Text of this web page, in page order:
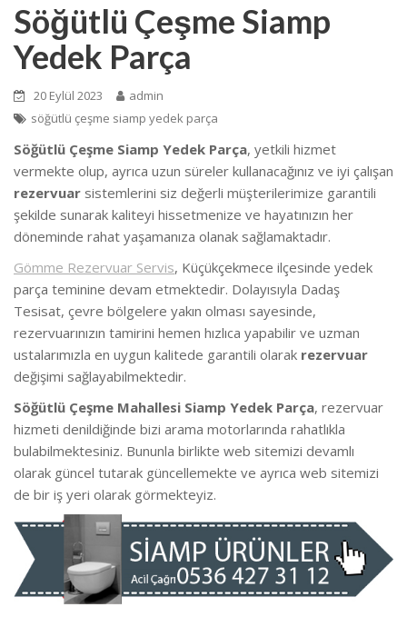
Söğütlü Çeşme Siamp
Yedek Parça
20 Eylül 2023
admin
söğütlü çeşme siamp yedek parça
Söğütlü Çeşme Siamp Yedek Parça, yetkili hizmet
vermekte olup, ayrıca uzun süreler kullanacağınız ve iyi çalışan
rezervuar sistemlerini siz değerli müşterilerimize garantili
şekilde sunarak kaliteyi hissetmenize ve hayatınızın her
döneminde rahat yaşamanıza olanak sağlamaktadır.
Gömme Rezervuar Servis, Küçükçekmece ilçesinde yedek
parça teminine devam etmektedir. Dolayısıyla Dadaş
Tesisat, çevre bölgelere yakın olması sayesinde,
rezervuarınızın tamirini hemen hızlıca yapabilir ve uzman
ustalarımızla en uygun kalitede garantili olarak rezervuar
değişimi sağlayabilmektedir.
Söğütlü Çeşme Mahallesi Siamp Yedek Parça, rezervuar
hizmeti denildiğinde bizi arama motorlarında rahatlıkla
bulabilmektesiniz. Bununla birlikte web sitemizi devamlı
olarak güncel tutarak güncellemekte ve ayrıca web sitemizi
de bir iş yeri olarak görmekteyiz.